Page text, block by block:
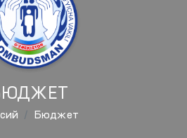
Бюджет